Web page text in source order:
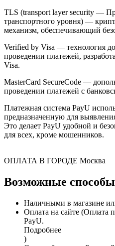
TLS (transport layer security —
транспортного уровня) —
механизм, обеспечивающий
Verified by Visa — технология
проведении платежей,
Visa.
MasterCard SecureCode —
проведении платежей с
Платежная система PayU
предназначенную для
Это делает PayU удобной и
для всех, кроме мошенников.
ОПЛАТА В ГОРОДЕ Москва
Возможные
Наличными в магазине
Оплата на сайте (Оплата
PayU.
Подробнее
)